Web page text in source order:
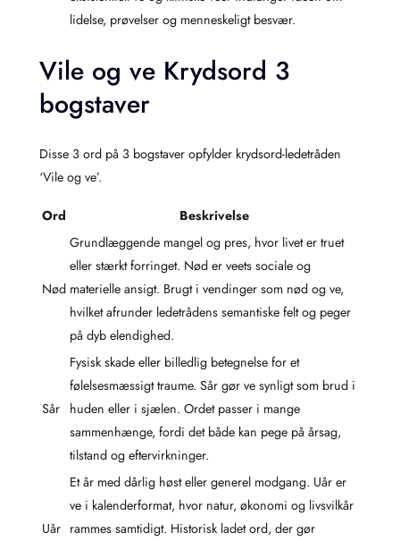
lidelse, prøvelser og menneskeligt besvær.
Vile og ve Krydsord 3
bogstaver
Disse 3 ord på 3 bogstaver opfylder krydsord-ledetråden
‘Vile og ve’.
Ord Beskrivelse
Nød
Grundlæggende mangel og pres, hvor livet er truet
eller stærkt forringet. Nød er veets sociale og
materielle ansigt. Brugt i vendinger som nød og ve,
hvilket afrunder ledetrådens semantiske felt og peger
på dyb elendighed.
Sår
Fysisk skade eller billedlig betegnelse for et
følelsesmæssigt traume. Sår gør ve synligt som brud i
huden eller i sjælen. Ordet passer i mange
sammenhænge, fordi det både kan pege på årsag,
tilstand og eftervirkninger.
Uår
Et år med dårlig høst eller generel modgang. Uår er
ve i kalenderformat, hvor natur, økonomi og livsvilkår
rammes samtidigt. Historisk ladet ord, der gør